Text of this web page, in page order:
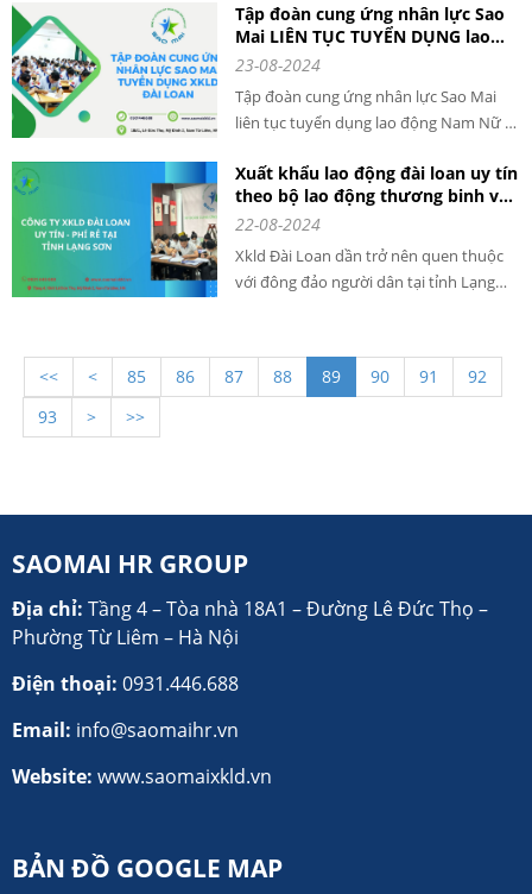
động đã giải quyết được tình trạng thất
nghiệp cho nhiều người lao động đã
hoặc đang có nguy cơ thất nghiệp, đồng
thời giúp xóa đói giảm nghèo cho nhiều
hộ gia đình.
Tập đoàn cung ứng nhân lực Sao
Mai LIÊN TỤC TUYỂN DỤNG lao
động Nam Nữ đi XKLD Đài Loan
23-08-2024
Tập đoàn cung ứng nhân lực Sao Mai
liên tục tuyển dụng lao động Nam Nữ đi
những đất nước phát triển tại Châu Á.
Hiện nay các công ty Đài Loan liên tục
gửi các đơn tuyển dụng người lao động
tại Việt Nam. Với tính chất công việc và
mức lương cao hiện nay thì Xuất khẩu
Xuất khẩu lao động đài loan uy tín
theo bộ lao động thương binh và
xã hội cấp phép tại tỉnh Lạng Sơn
22-08-2024
Xkld Đài Loan dần trở nên quen thuộc
với đông đảo người dân tại tỉnh Lạng
thất nghiệp cho nhiều người lao động
đã hoặc đang có nguy cơ thất nghiệp,
<< < 85 86 87 88 89 90 91
92
93
> >>
SAOMAI HR GROUP
Địa chỉ: Tầng 4 – Tòa nhà 18A1 – Đường Lê Đức Thọ –
Phường Từ Liêm – Hà Nội
Điện thoại: 0931.446.688
Email: info@saomaihr.vn
Website: www.saomaixkld.vn
BẢN ĐỒ GOOGLE MAP